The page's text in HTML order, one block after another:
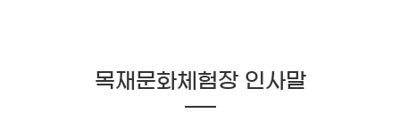
목재문화체험장 인사말